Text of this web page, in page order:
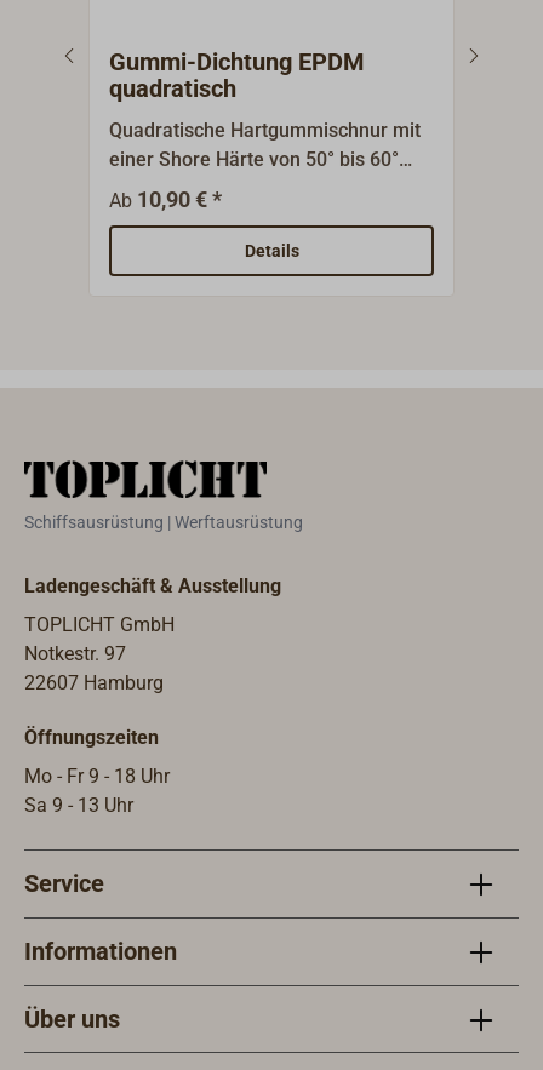
Gummi-Dichtung EPDM
quadratisch
Quadratische Hartgummischnur mit
einer Shore Härte von 50° bis 60°
aus schwarzem EPDM-Gummi. Diese
Universaldichtung ist geeignet zum
Nachdichten für Bullaugen,
Schiffsfenster oder Luken.Lieferung
Ab 10,90 € *
Details
Schiffsausrüstung | Werftausrüstung
Ladengeschäft & Ausstellung
TOPLICHT GmbH
Notkestr. 97
22607 Hamburg
Öffnungszeiten
Mo - Fr 9 - 18 Uhr
Sa 9 - 13 Uhr
Service
Informationen
Über uns